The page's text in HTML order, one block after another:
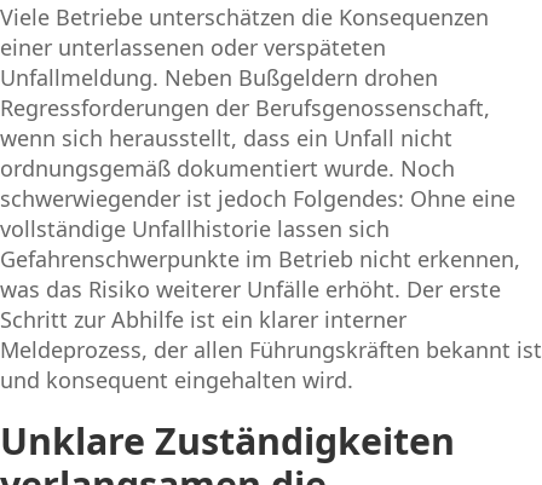
Viele Betriebe unterschätzen die Konsequenzen
einer unterlassenen oder verspäteten
Unfallmeldung. Neben Bußgeldern drohen
Regressforderungen der Berufsgenossenschaft,
wenn sich herausstellt, dass ein Unfall nicht
ordnungsgemäß dokumentiert wurde. Noch
schwerwiegender ist jedoch Folgendes: Ohne eine
vollständige Unfallhistorie lassen sich
Gefahrenschwerpunkte im Betrieb nicht erkennen,
was das Risiko weiterer Unfälle erhöht. Der erste
Schritt zur Abhilfe ist ein klarer interner
Meldeprozess, der allen Führungskräften bekannt ist
und konsequent eingehalten wird.
Unklare Zuständigkeiten